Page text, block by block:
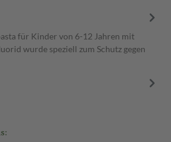
für Kinder von 6-12 Jahren mit
wurde speziell zum Schutz gegen